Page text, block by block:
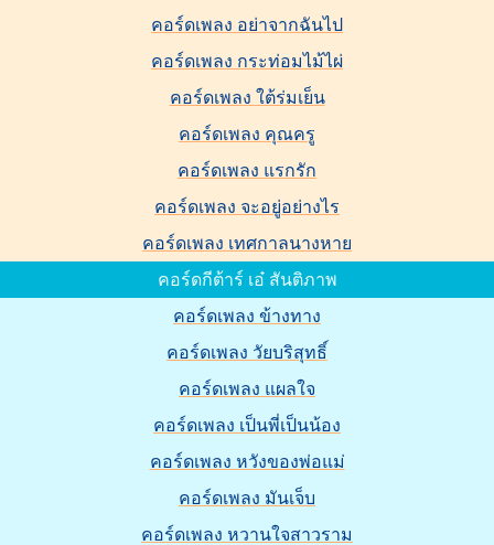
คอร์ดเพลง อย่าจากฉันไป
คอร์ดเพลง กระท่อมไม้ไผ่
คอร์ดเพลง ใต้ร่มเย็น
คอร์ดเพลง คุณครู
คอร์ดเพลง แรกรัก
คอร์ดเพลง จะอยู่อย่างไร
คอร์ดเพลง เทศกาลนางหาย
คอร์ดกีต้าร์ เอ๋ สันติภาพ
คอร์ดเพลง ข้างทาง
คอร์ดเพลง วัยบริสุทธิ์
คอร์ดเพลง แผลใจ
คอร์ดเพลง เป็นพี่เป็นน้อง
คอร์ดเพลง หวังของพ่อแม่
คอร์ดเพลง มันเจ็บ
คอร์ดเพลง หวานใจสาวราม